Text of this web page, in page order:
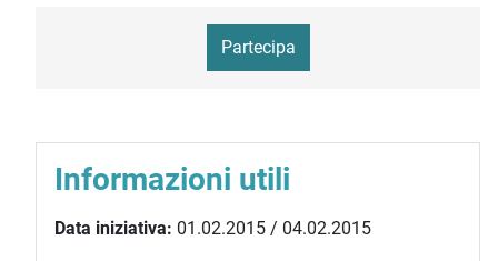
Partecipa
Informazioni utili
Data iniziativa: 01.02.2015 / 04.02.2015